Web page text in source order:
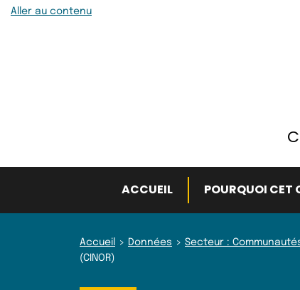
Aller au contenu
ACCUEIL POURQUOI CET
Accueil Données Secteur :
(CINOR)